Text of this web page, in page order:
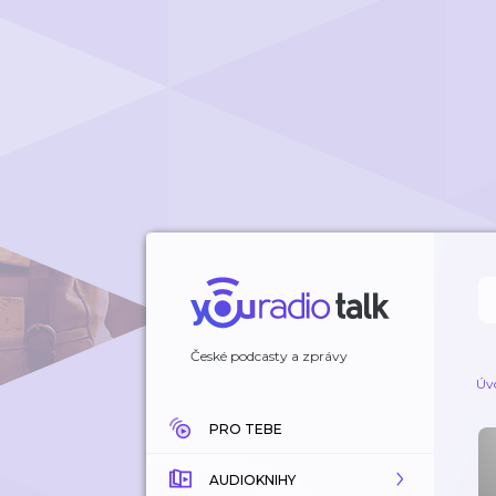
České podcasty a zprávy
PRO TEBE
AUDIOKNIHY